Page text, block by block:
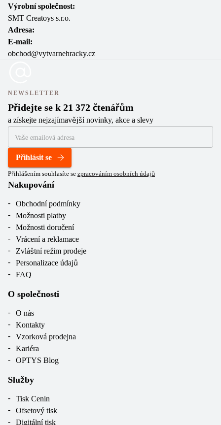
Výrobní společnost:
SMT Creatoys s.r.o.
Adresa:
E-mail:
obchod@vytvarnehracky.cz
NEWSLETTER
Přidejte se k 21 372 čtenářům
a získejte nejzajímavější novinky, akce a slevy
Přihlásit se
Přihlášením souhlasíte se zpracováním osobních údajů
Nakupování
Obchodní podmínky
Možnosti platby
Možnosti doručení
Vrácení a reklamace
Zvláštní režim prodeje
Personalizace údajů
FAQ
O společnosti
O nás
Kontakty
Vzorková prodejna
Kariéra
OPTYS Blog
Služby
Tisk Cenin
Ofsetový tisk
Digitální tisk